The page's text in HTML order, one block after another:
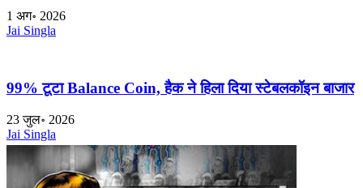
1 अग॰ 2026
Jai Singla
99% टूटा Balance Coin, हैक ने हिला दिया स्टेबलकॉइन बाजार
23 जुल॰ 2026
Jai Singla